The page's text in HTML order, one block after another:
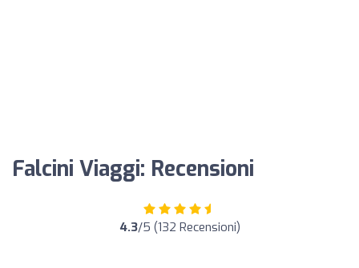
Falcini Viaggi: Recensioni
4.3/5 (132 Recensioni)